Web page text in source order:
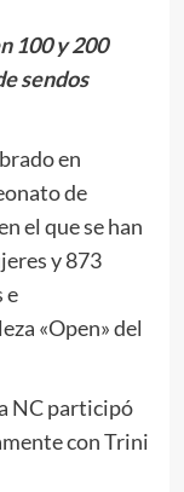
100 y 200
sendos
en
de
el que se han
y 873
e
«Open» del
NC participó
con Trini